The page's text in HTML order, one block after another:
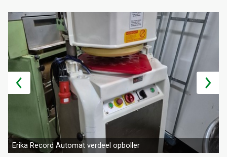
Erika Record Automat verdeel opboller